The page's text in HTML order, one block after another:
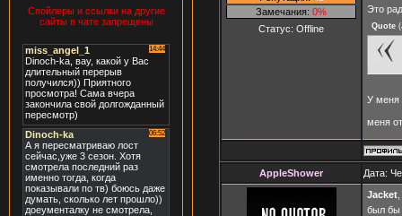
Спойлеры и ссылки на другие
сайты в чате запрещены
Замечания: 0%
Статус: Offline
Это
Quote (
У меня
меня
AppleShower Дата:
Jacket
был бы